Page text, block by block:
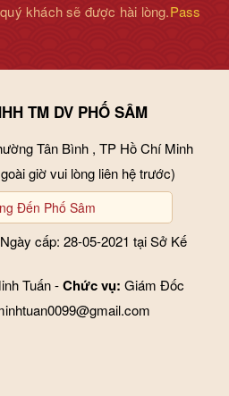
được lâu dài sau mỗi lần dùng.
khách sẽ được hài lòng.Pass
TM DV PHỐ SÂM
Tân Bình , TP Hồ Chí Minh
giờ vui lòng liên hệ trước)
Đến Phố Sâm
cấp: 28-05-2021 tại Sở Kế
Tuấn -Chức vụ: Giám Đốc